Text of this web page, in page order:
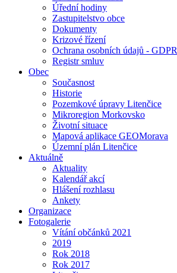
Úřední hodiny
Zastupitelstvo obce
Dokumenty
Krizové řízení
Ochrana osobních údajů - GDPR
Registr smluv
Obec
Současnost
Historie
Pozemkové úpravy Litenčice
Mikroregion Morkovsko
Životní situace
Mapová aplikace GEOMorava
Územní plán Litenčice
Aktuálně
Aktuality
Kalendář akcí
Hlášení rozhlasu
Ankety
Organizace
Fotogalerie
Vítání občánků 2021
2019
Rok 2018
Rok 2017